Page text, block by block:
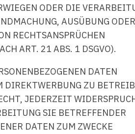
ODER DIE
AUSÜBUNG ODER
RECHTSANSPRÜCHEN
ART. 21 ABS. 1 DSGVO).
DATEN
DIREKTWERBUNG ZU
JEDERZEIT
SIE BETREFFENDER
DATEN ZUM ZWECKE